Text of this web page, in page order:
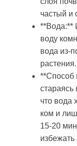
частый и
**Вода:**
воду
вода из-
растения.
**Способ
стараясь
что вода
ком и
15-20
избежать